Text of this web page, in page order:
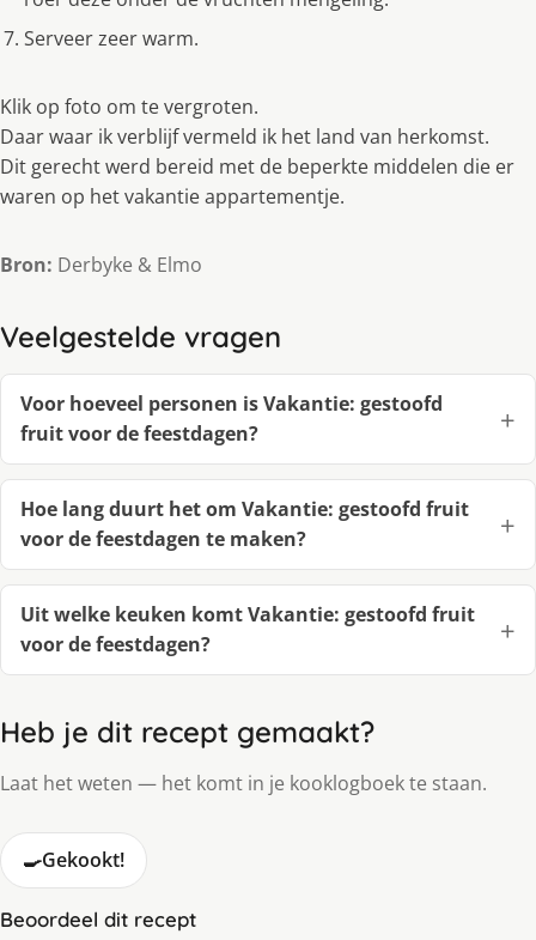
Serveer zeer warm.
Klik op foto om te vergroten.
Daar waar ik verblijf vermeld ik het land van herkomst.
Dit gerecht werd bereid met de beperkte middelen die er
waren op het vakantie appartementje.
Bron: Derbyke & Elmo
Veelgestelde vragen
Voor hoeveel personen is Vakantie: gestoofd
fruit voor de feestdagen?
Hoe lang duurt het om Vakantie: gestoofd fruit
voor de feestdagen te maken?
Uit welke keuken komt Vakantie: gestoofd fruit
voor de feestdagen?
Heb je dit recept gemaakt?
Laat het weten — het komt in je kooklogboek te staan.
🍳Gekookt!
Beoordeel dit recept